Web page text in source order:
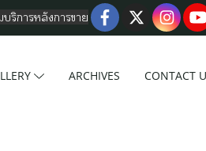
ริการหลังการขาย
ARCHIVES CONTACT